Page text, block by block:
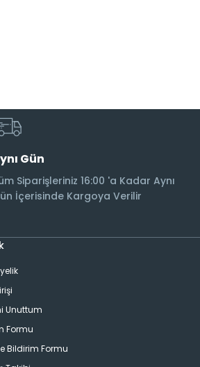
Gün
Siparişleriniz 16:00 'a Kadar Aynı
İçerisinde Kargoya Verilir
Unuttum
Formu
Bildirim Formu